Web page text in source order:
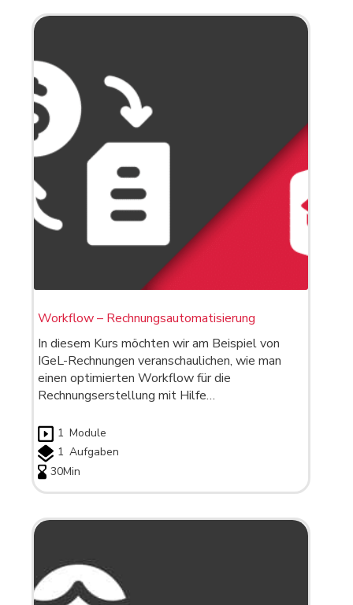
Workflow – Rechnungsautomatisierung
In diesem Kurs möchten wir am Beispiel von
IGeL-Rechnungen veranschaulichen, wie man
einen optimierten Workflow für die
Rechnungserstellung mit Hilfe…
1 Module
1 Aufgaben
30Min